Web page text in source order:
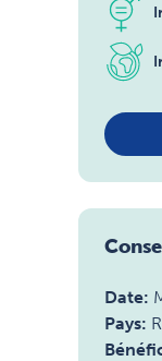
Date:
Pays: